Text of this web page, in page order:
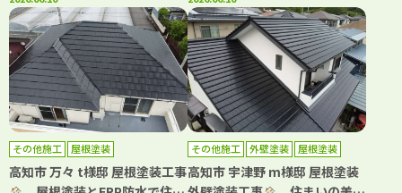
する屋根へ！
外壁塗装
その他施工 屋根塗装
高知市 万々 t様邸 屋根塗装工事
その他施工 外壁塗装 屋根塗装
高知市 宇津野 m様邸 屋根塗装